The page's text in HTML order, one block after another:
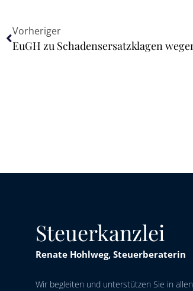
Vorheriger
Steuerkanzlei
Renate Hohlweg, Steuerberaterin
Wir begleiten und unterstützen Sie in allen